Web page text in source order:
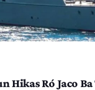
Hikas Ró Jaco Ba